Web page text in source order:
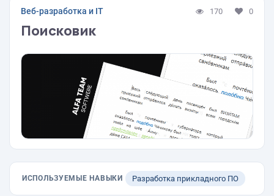
Веб-разработка и IT 170 0
Поисковик
ИСПОЛЬЗУЕМЫЕ НАВЫКИ Разработка прикладного ПО